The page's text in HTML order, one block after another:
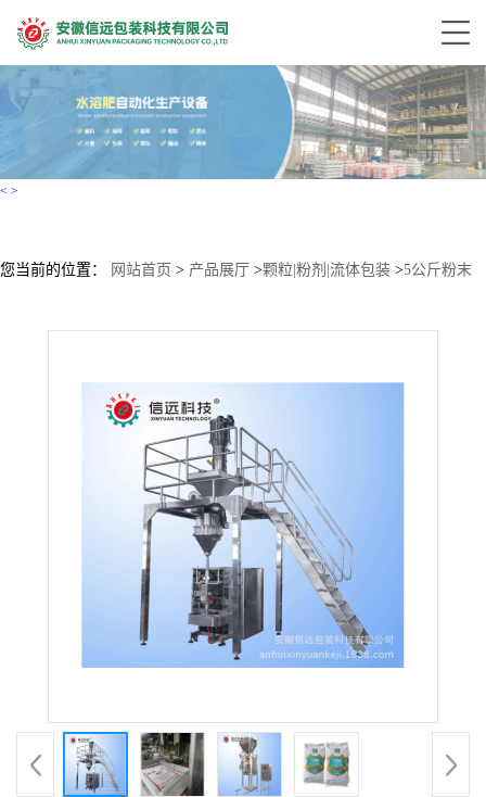
< >
您当前的位置： 网站首页 > 产品展厅 >颗粒|粉剂|流体包装 >5公斤粉末